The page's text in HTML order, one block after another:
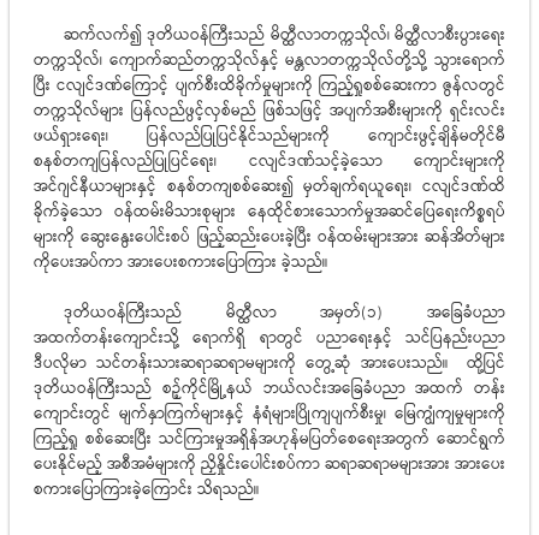
ဆက်လက်၍ ဒုတိယဝန်ကြီးသည် မိတ္ထီလာတက္ကသိုလ်၊ မိတ္ထီလာစီးပွားရေး
တက္ကသိုလ်၊ ကျောက်ဆည်တက္ကသိုလ်နှင့် မန္တလာတက္ကသိုလ်တို့သို့ သွားရောက်
ပြီး ငလျင်ဒဏ်ကြောင့် ပျက်စီးထိခိုက်မှုများကို ကြည့်ရှုစစ်ဆေးကာ ဇွန်လတွင်
တက္ကသိုလ်များ ပြန်လည်ဖွင့်လှစ်မည် ဖြစ်သဖြင့် အပျက်အစီးများကို ရှင်းလင်း
ဖယ်ရှားရေး၊ ပြန်လည်ပြုပြင်နိုင်သည်များကို ကျောင်းဖွင့်ချိန်မတိုင်မီ
စနစ်တကျပြန်လည်ပြုပြင်ရေး၊ ငလျင်ဒဏ်သင့်ခဲ့သော ကျောင်းများကို
အင်ဂျင်နီယာများနှင့် စနစ်တကျစစ်ဆေး၍ မှတ်ချက်ရယူရေး၊ ငလျင်ဒဏ်ထိ
ခိုက်ခဲ့သော ဝန်ထမ်းမိသားစုများ နေထိုင်စားသောက်မှုအဆင်ပြေရေးကိစ္စရပ်
များကို ဆွေးနွေးပေါင်းစပ် ဖြည့်ဆည်းပေးခဲ့ပြီး ဝန်ထမ်းများအား ဆန်အိတ်များ
ကိုပေးအပ်ကာ အားပေးစကားပြောကြား ခဲ့သည်။
ဒုတိယဝန်ကြီးသည် မိတ္ထီလာ အမှတ်(၁) အခြေခံပညာ
အထက်တန်းကျောင်းသို့ ရောက်ရှိ ရာတွင် ပညာရေးနှင့် သင်ပြနည်းပညာ
ဒီပလိုမာ သင်တန်းသားဆရာဆရာမများကို တွေ့ဆုံ အားပေးသည်။ ထို့ပြင်
ဒုတိယဝန်ကြီးသည် စဉ့်ကိုင်မြို့နယ် ဘယ်လင်းအခြေခံပညာ အထက် တန်း
ကျောင်းတွင် မျက်နှာကြက်များနှင့် နံရံများပြိုကျပျက်စီးမှု၊ မြေကျွံကျမှုများကို
ကြည့်ရှု စစ်ဆေးပြီး သင်ကြားမှုအရှိန်အဟုန်မပြတ်စေရေးအတွက် ဆောင်ရွက်
ပေးနိုင်မည့် အစီအမံများကို ညှိနှိုင်းပေါင်းစပ်ကာ ဆရာဆရာမများအား အားပေး
စကားပြောကြားခဲ့ကြောင်း သိရသည်။